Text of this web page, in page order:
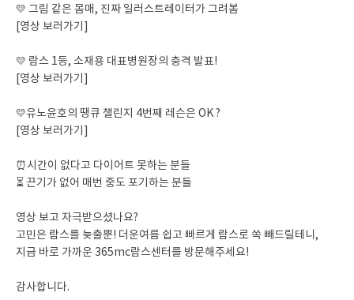
💛 그림 같은 몸매, 진짜 일러스트레이터가 그려봄
[영상 보러가기]
💛 람스 1등, 소재용 대표병원장의 충격 발표!
[영상 보러가기]
💛유노윤호의 땡큐 챌린지 4번째 레슨은 OK ?
[영상 보러가기]
⏰시간이 없다고 다이어트 못하는 분들
⏳ 끈기가 없어 매번 중도 포기하는 분들
영상 보고 자극받으셨나요?
고민은 람스를 늦출뿐! 더운여름 쉽고 빠르게 람스로 쏙 빼드릴테니,
지금 바로 가까운 365mc람스센터를 방문해주세요!
감사합니다.